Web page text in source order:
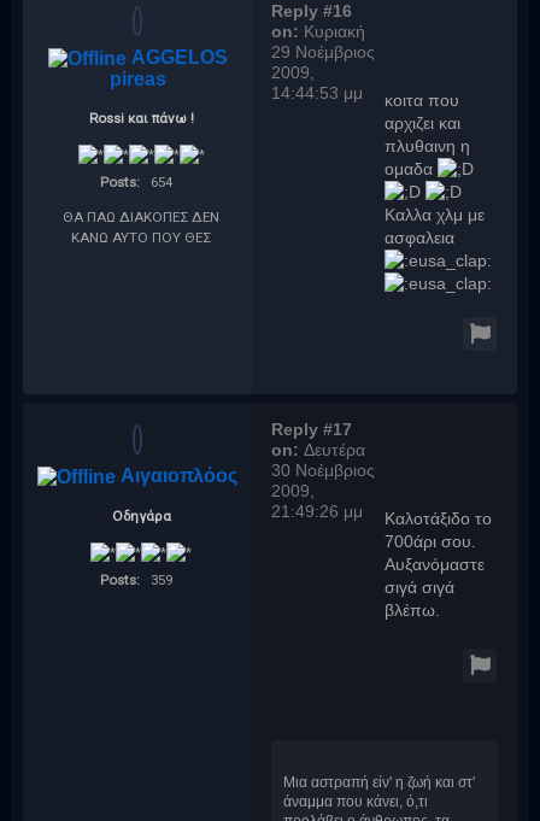
AGGELOS
pireas
Rossi και πάνω !
Posts: 654
ΘΑ ΠΑΩ ΔΙΑΚΟΠΕΣ ΔΕΝ
ΚΑΝΩ ΑΥΤΟ ΠΟΥ ΘΕΣ
Reply #16
on: Κυριακή
29 Νοέμβριος
2009,
14:44:53 μμ
κοιτα που
αρχιζει και
πλυθαινη η
ομαδα
Καλλα χλμ με
ασφαλεια
Αιγαιοπλόος
Οδηγάρα
Posts: 359
Reply #17
on: Δευτέρα
30 Νοέμβριος
2009,
21:49:26 μμ
Καλοτάξιδο το
700άρι σου.
Αυξανόμαστε
σιγά σιγά
βλέπω.
Μια αστραπή είν' η ζωή και στ'
άναμμα που κάνει, ό,τι